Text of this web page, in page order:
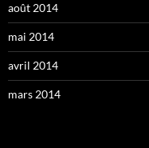
août 2014
mai 2014
avril 2014
mars 2014